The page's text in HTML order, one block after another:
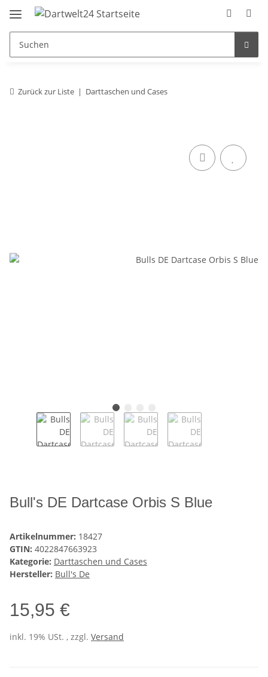
Zurück zur Liste Darttaschen und Cases
Bull's DE Dartcase Orbis S Blue
Artikelnummer: 18427
GTIN: 4022847663923
Kategorie: Darttaschen und Cases
Hersteller: Bull's De
15,95 €
inkl. 19% USt. , zzgl. Versand